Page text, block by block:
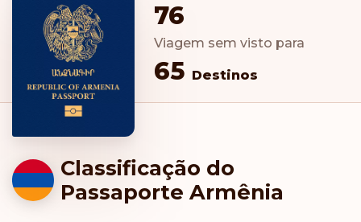
76
Viagem sem visto para
65 Destinos
Classificação do
Passaporte Armênia